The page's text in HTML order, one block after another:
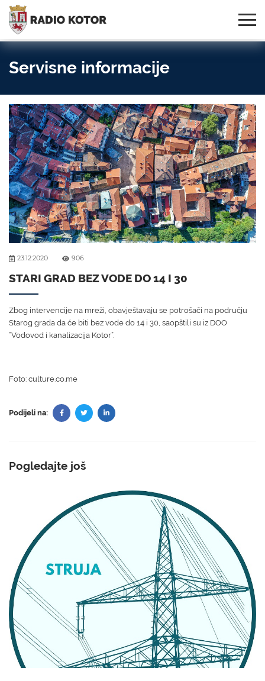
S PONOSOM NOSIMO IME
SVOG GRADA!
Servisne informacije
23.12.2020 906
STARI GRAD BEZ VODE DO 14 I 30
Zbog intervencije na mreži, obavještavaju se potrošači na području
Starog grada da će biti bez vode do 14 i 30, saopštili su iz DOO
“Vodovod i kanalizacija Kotor”.
Foto: culture.co.me
Podijeli na:
Pogledajte još